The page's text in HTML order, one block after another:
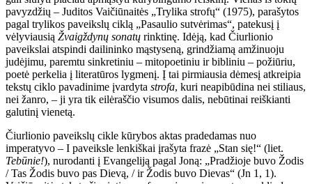
pavyzdžių – Juditos Vaičiūnaitės „Trylika strofų“ (1975), parašytos
pagal trylikos paveikslų ciklą „Pasaulio sutvėrimas“, patekusį į
vėlyviausią Žvaigždynų sonatų rinktinę. Idėją, kad Čiurlionio
paveikslai atspindi dailininko mąstyseną, grindžiamą amžinuoju
judėjimu, paremtu sinkretiniu – mitopoetiniu ir bibliniu – požiūriu,
poetė perkelia į literatūros lygmenį. Į tai pirmiausia dėmesį atkreipia
tekstų ciklo pavadinime įvardyta strofa, kuri neapibūdina nei stiliaus,
nei žanro, – ji yra tik eilėraščio visumos dalis, nebūtinai reiškianti
galutinį vienetą.
Čiurlionio paveikslų cikle kūrybos aktas pradedamas nuo
imperatyvo – I paveiksle lenkiškai įrašyta frazė „Stan się!“ (liet.
Tebūnie!), nurodanti į Evangeliją pagal Joną: „Pradžioje buvo Žodis
/ Tas Žodis buvo pas Dievą, / ir Žodis buvo Dievas“ (Jn 1, 1).